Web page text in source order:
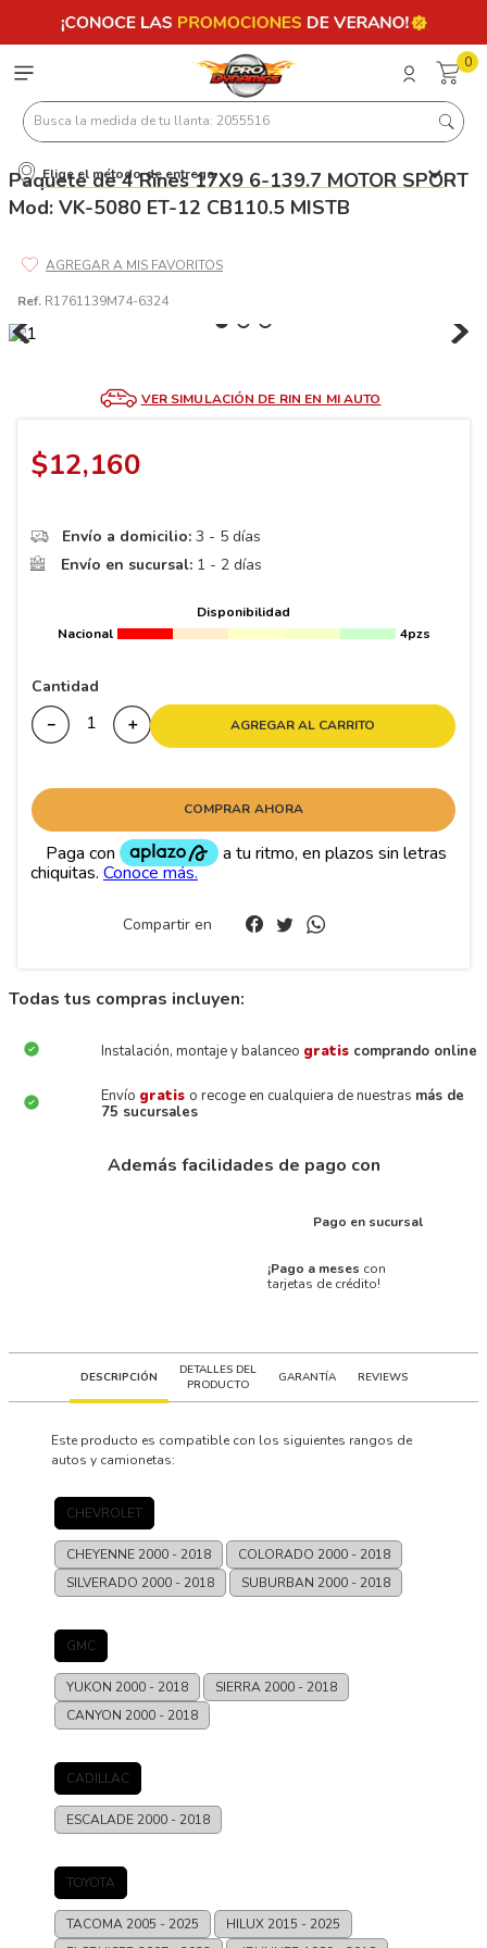
0
Busca la medida de tu llanta: 2055516
Elige el método de entrega
Paquete de 4 Rines 17X9 6-139.7 MOTOR SPORT
Mod: VK-5080 ET-12 CB110.5 MISTB
Ref. R1761139M74-6324
VER SIMULACIÓN DE RIN EN MI AUTO
$12,160
Envío a domicilio: 3 - 5 días
Envío en sucursal: 1 - 2 días
Disponibilidad
Nacional
4pzs
Cantidad
＋
－ AGREGAR AL CARRITO
COMPRAR AHORA
Compartir en
Todas tus compras incluyen:
Instalación, montaje y balanceo gratis comprando online
Envío gratis o recoge en cualquiera de nuestras más de
75 sucursales
Además facilidades de pago con
Pago en sucursal
¡Pago a meses con
tarjetas de crédito!
DESCRIPCIÓN
DETALLES DEL
PRODUCTO
GARANTÍA REVIEWS
Este producto es compatible con los siguientes rangos de
autos y camionetas:
CHEVROLET
CHEYENNE 2000 - 2018 COLORADO 2000 - 2018
SILVERADO 2000 - 2018 SUBURBAN 2000 - 2018
GMC
YUKON 2000 - 2018 SIERRA 2000 - 2018
CANYON 2000 - 2018
CADILLAC
ESCALADE 2000 - 2018
TOYOTA
TACOMA 2005 - 2025 HILUX 2015 - 2025
Términos más buscados
9
10.
265